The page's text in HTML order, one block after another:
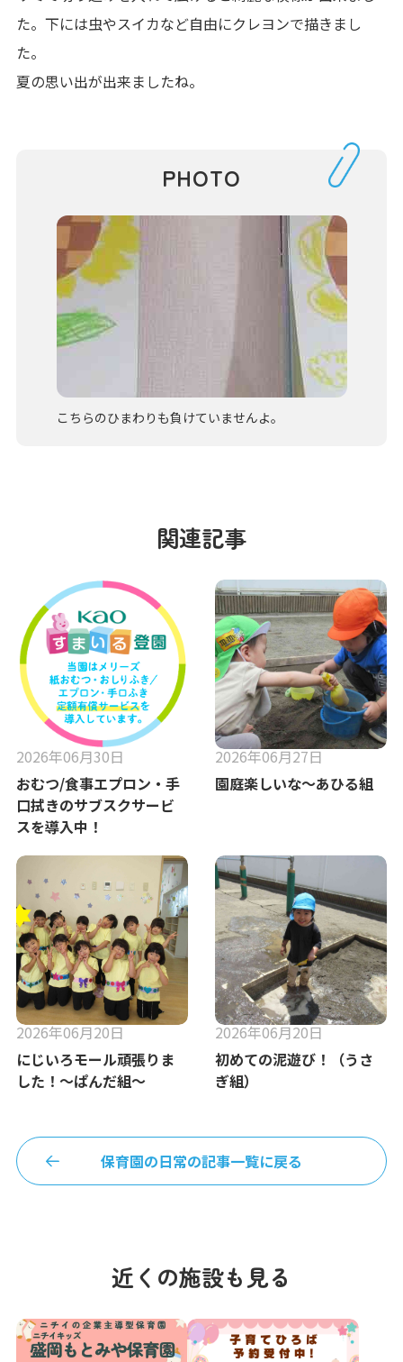
た。下には虫やスイカなど自由にクレヨンで描きまし
た。
夏の思い出が出来ましたね。
PHOTO
こちらのひまわりも負けていませんよ。
関連記事
2026年06月30日
おむつ/食事エプロン・手
口拭きのサブスクサービ
スを導入中！
2026年06月27日
園庭楽しいな～あひる組
2026年06月20日
にじいろモール頑張りま
した！～ぱんだ組～
2026年06月20日
初めての泥遊び！（うさ
ぎ組）
保育園の日常の記事一覧に戻る
近くの施設も見る